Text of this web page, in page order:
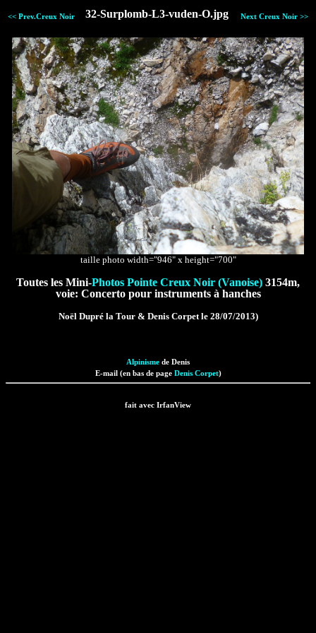
<< Prev.Creux Noir 32-Surplomb-L3-vuden-O.jpg Next Creux Noir >>
taille photo width="946" x height="700"
Toutes les Mini-Photos Pointe Creux Noir (Vanoise) 3154m,
voie: Concerto pour instruments à hanches
Noël Dupré la Tour & Denis Corpet le 28/07/2013)
Alpinisme de Denis
E-mail (en bas de page Denis Corpet)
fait avec IrfanView